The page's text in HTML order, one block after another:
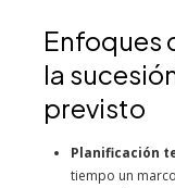
Enfoques
la
previsto
Planificación
tiempo un